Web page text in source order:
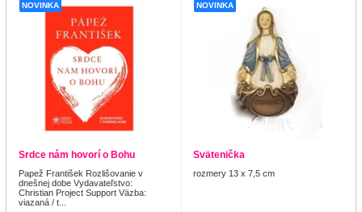
NOVINKA
Srdce nám hovorí o Bohu
Papež František Rozlišovanie v
dnešnej dobe Vydavateľstvo:
Christian Project Support Väzba:
viazaná / t...
NOVINKA
Svätenička
rozmery 13 x 7,5 cm